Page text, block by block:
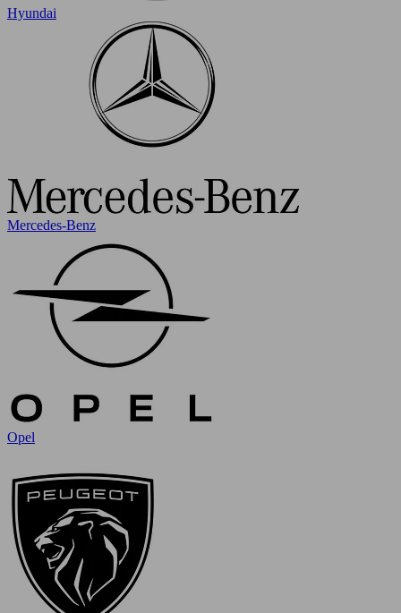
Hyundai
Mercedes-Benz
Opel